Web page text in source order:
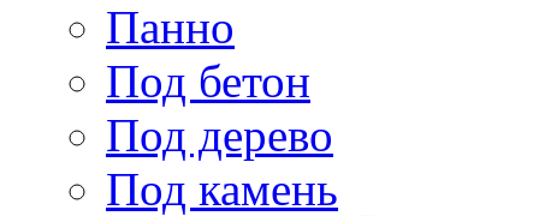
Панно
Под бетон
Под дерево
Под камень